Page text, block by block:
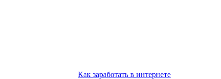
Как заработать в интернете